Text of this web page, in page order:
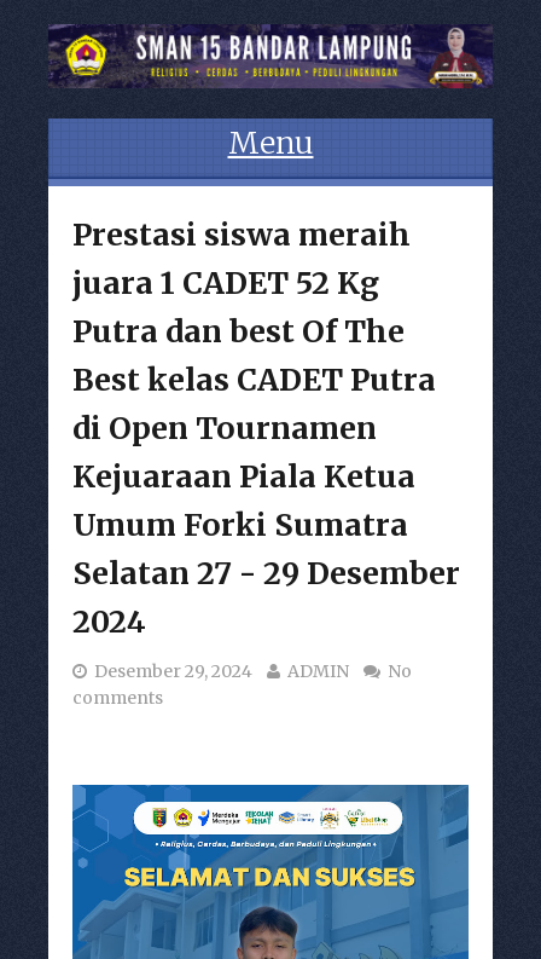
Menu
Prestasi siswa meraih
juara 1 CADET 52 Kg
Putra dan best Of The
Best kelas CADET Putra
di Open Tournamen
Kejuaraan Piala Ketua
Umum Forki Sumatra
Selatan 27 - 29 Desember
2024
Desember 29, 2024 ADMIN
No
comments